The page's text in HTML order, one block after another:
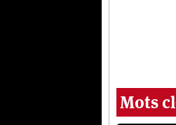
Mots